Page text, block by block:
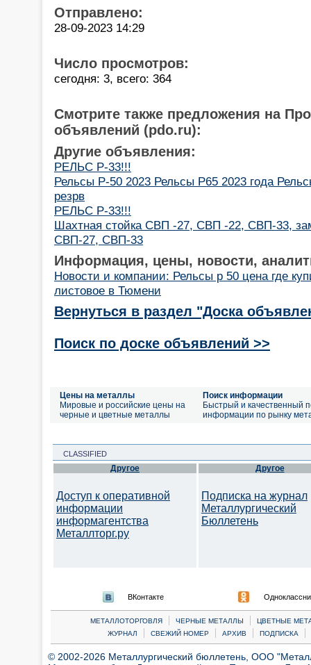
Отправлено:
28-09-2023 14:29
Число просмотров:
сегодня: 3, всего: 364
Смотрите также предложения на
объявлений (pdo.ru):
Другие объявления:
РЕЛЬС Р-33!!!
Рельсы Р-50 2023 Рельсы Р65 2023 года
резрв
РЕЛЬС Р-33!!!
Шахтная стойка СВП -27, СВП -22, СВП-33,
СВП-27, СВП-33
Информация, цены, новости,
Новости и компании: Рельсы р 50 цена где
листовое в Тюмени
Вернуться в раздел "Доска
Поиск по доске объявлений >>
Цены на металлы
Мировые и российские цены на
черные и цветные металлы
Поиск информации
Быстрый и качественный
информации по рынку
CLASSIFIED
Другое
Доступ к оперативной
информации
информагентства
Металлторг.ру
Другое
Подписка на журнал
Металлургический
Бюллетень
ВКонтакте
МЕТАЛЛОТОРГОВЛЯ | ЧЕРНЫЕ МЕТАЛЛЫ |
ЦВЕТНЫЕ
ЖУРНАЛ
| СВЕЖИЙ НОМЕР | АРХИВ | ПОДПИСКА |
© 2002-2026 Металлургический бюллетень, ООО